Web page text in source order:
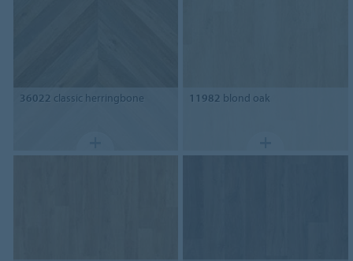
36022 classic herringbone 11982 blond oak